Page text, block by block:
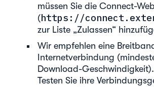
müssen Sie die Connect-
(https://
zur Liste „Zulassen“
Wir empfehlen eine
Internetverbindung
Download-Geschwindigkeit).
Testen Sie ihre